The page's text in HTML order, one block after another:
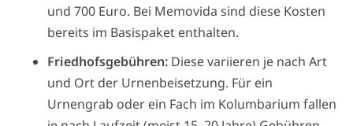
und 700 Euro. Bei Memovida sind diese Kosten
bereits im Basispaket enthalten.
Friedhofsgebühren: Diese variieren je nach Art
und Ort der Urnenbeisetzung. Für ein
Urnengrab oder ein Fach im Kolumbarium fallen